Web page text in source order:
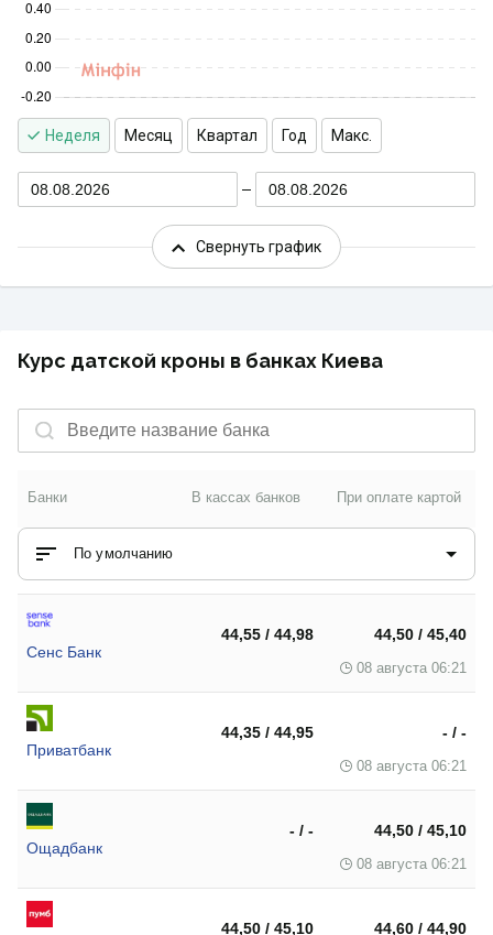
Неделя Месяц Квартал Год Макс.
08.08.2026 08.08.2026
Свернуть график
Курс датской кроны в банках Киева
Банки В кассах банков При оплате картой
По умолчанию
Сенс Банк
44,55 / 44,98 44,50 / 45,40
08 августа 06:21
Приватбанк
44,35 / 44,95 - / -
08 августа 06:21
Ощадбанк
- / - 44,50 / 45,10
08 августа 06:21
44,50 / 45,10 44,60 / 44,90